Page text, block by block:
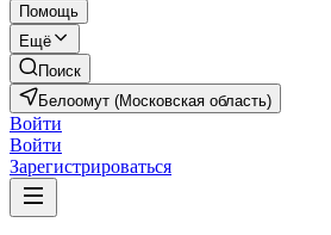
Помощь
Ещё
Поиск
Белоомут (Московская область)
Войти
Войти
Зарегистрироваться